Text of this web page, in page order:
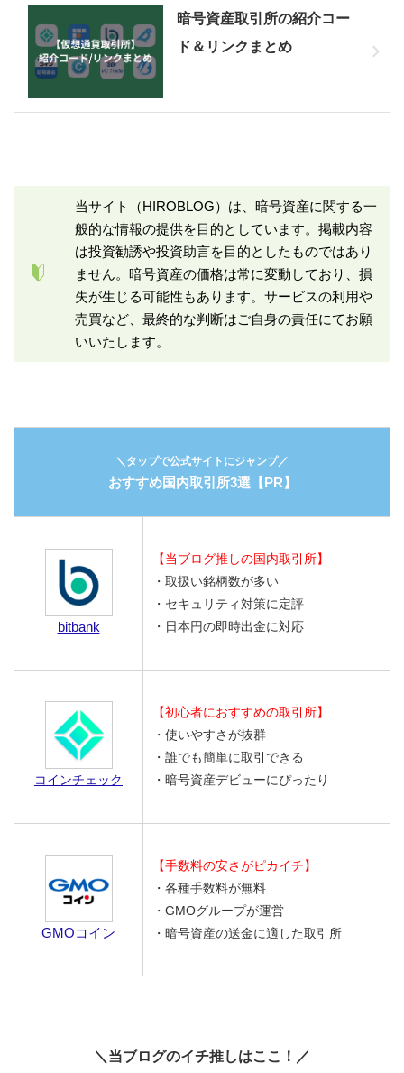
暗号資産取引所の紹介コー
ド＆リンクまとめ
当サイト（HIROBLOG）は、暗号資産に関する一
般的な情報の提供を目的としています。掲載内容
は投資勧誘や投資助言を目的としたものではあり
ません。暗号資産の価格は常に変動しており、損
失が生じる可能性もあります。サービスの利用や
売買など、最終的な判断はご自身の責任にてお願
いいたします。
＼タップで公式サイトにジャンプ／
おすすめ国内取引所3選【PR】
bitbank
【当ブログ推しの国内取引所】
・取扱い銘柄数が多い
・セキュリティ対策に定評
・日本円の即時出金に対応
コインチェック
【初心者におすすめの取引所】
・使いやすさが抜群
・誰でも簡単に取引できる
・暗号資産デビューにぴったり
GMOコイン
【手数料の安さがピカイチ】
・各種手数料が無料
・GMOグループが運営
・暗号資産の送金に適した取引所
＼当ブログのイチ推しはここ！／